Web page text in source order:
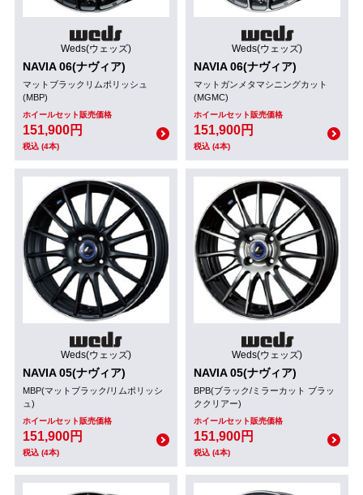
Weds(ウェッズ)
NAVIA 06(ナヴィア)
マットブラックリムポリッシュ
(MBP)
ホイールセット販売価格
151,900円
税込 (4本)
Weds(ウェッズ)
NAVIA 06(ナヴィア)
マットガンメタマシニングカット
(MGMC)
ホイールセット販売価格
151,900円
税込 (4本)
Weds(ウェッズ)
NAVIA 05(ナヴィア)
MBP(マットブラック/リムポリッシ
ュ)
ホイールセット販売価格
151,900円
税込 (4本)
Weds(ウェッズ)
NAVIA 05(ナヴィア)
BPB(ブラック/ミラーカット ブラッ
ククリアー)
ホイールセット販売価格
151,900円
税込 (4本)